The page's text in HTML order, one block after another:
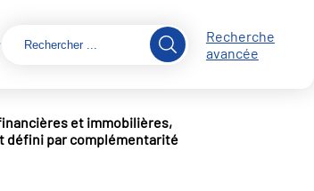
Recherche
avancée
et immobilières,
défini par complémentarité